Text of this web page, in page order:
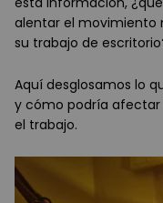
alentar el movimiento
su trabajo de
Aquí desglosamos lo
y cómo podría
el trabajo.